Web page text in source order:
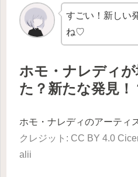
すごい！新しい
ね♡
ホモ・ナレディ
た？新たな発見！
ホモ・ナレディのアーティ
クレジット: CC BY 4.0
alii